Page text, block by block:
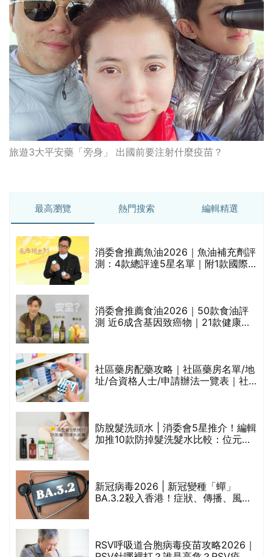
旅遊3大平安藥「旁身」 出國前要注射什麼疫苗？
最高瀏覽 熱門搜索 編輯精選
消委會推薦魚油2026｜魚油補充劑評
測：4款總評達5星名單｜附1款國際
消委會推薦食油2026｜50款食油評
測 近6成含基因致癌物｜21款健康煮
社區藥房配藥攻略｜社區藥房名單/地
址/合資格人士/申請辦法一覽表｜社
防脫髮洗頭水 | 消委會5星推介！編輯
加推10款防掉髮洗髮水比較：位元
新冠病毒2026 | 新冠變種「蟬」
BA.3.2殺入香港！症狀、傳播、風險
RSV呼吸道合胞病毒疫苗攻略2026｜